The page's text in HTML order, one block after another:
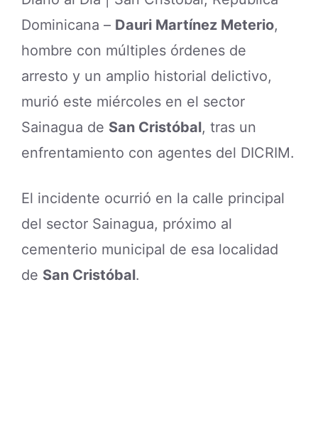
Dominicana – Dauri Martínez Meterio,
hombre con múltiples órdenes de
arresto y un amplio historial delictivo,
murió este miércoles en el sector
Sainagua de San Cristóbal, tras un
enfrentamiento con agentes del DICRIM.
El incidente ocurrió en la calle principal
del sector Sainagua, próximo al
cementerio municipal de esa localidad
de San Cristóbal.